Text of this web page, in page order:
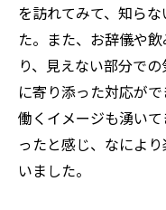
を訪れてみて、知ら
た。また、お辞儀や
り、見えない部分で
に寄り添った対応が
働くイメージも湧い
ったと感じ、なによ
いました。